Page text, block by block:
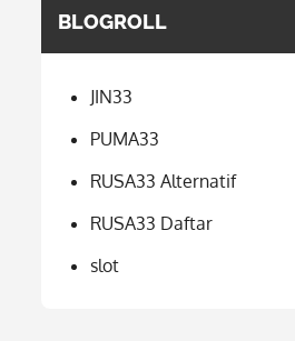
BLOGROLL
JIN33
PUMA33
RUSA33 Alternatif
RUSA33 Daftar
slot